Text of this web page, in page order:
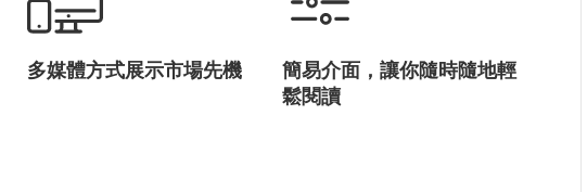
多媒體方式展示市場先機
簡易介面，讓你隨時隨地輕
鬆閱讀